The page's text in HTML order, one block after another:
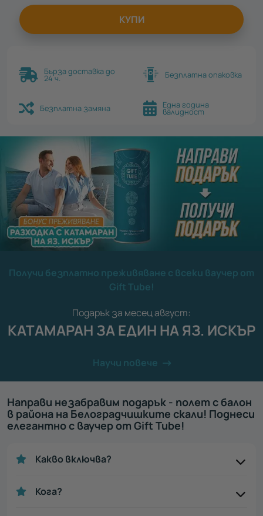
КУПИ
Бърза доставка до
24 ч. Безплатна опаковка
Безплатна замяна Една година
валидност
Получи безплатно преживяване с всеки ваучер от
Gift Tube!
Подарък за месец август:
КАТАМАРАН ЗА ЕДИН НА ЯЗ. ИСКЪР
Научи повече
Напрaви незабравим подарък - полет с балон
в района на Белоградчишките скали! Поднеси
елегантно с ваучер от Gift Tube!
Какво включва?
Кога?